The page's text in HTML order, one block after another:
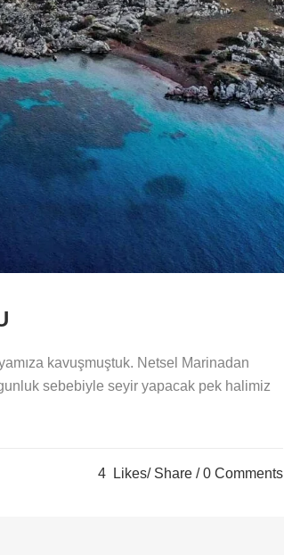
kavuşmuştuk. Netsel Marinadan
sebebiyle seyir yapacak pek halimiz
4 Likes Share 0 Comments